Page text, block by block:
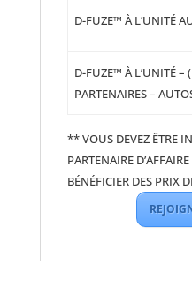
D-FUZE™ À L’UNITÉ
D-FUZE™ À L’UNITÉ –
PARTENAIRES –
** VOUS DEVEZ ÊTRE
PARTENAIRE
BÉNÉFICIER DES PRIX